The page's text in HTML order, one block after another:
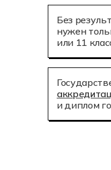
и диплом
Без
нужен
или 11